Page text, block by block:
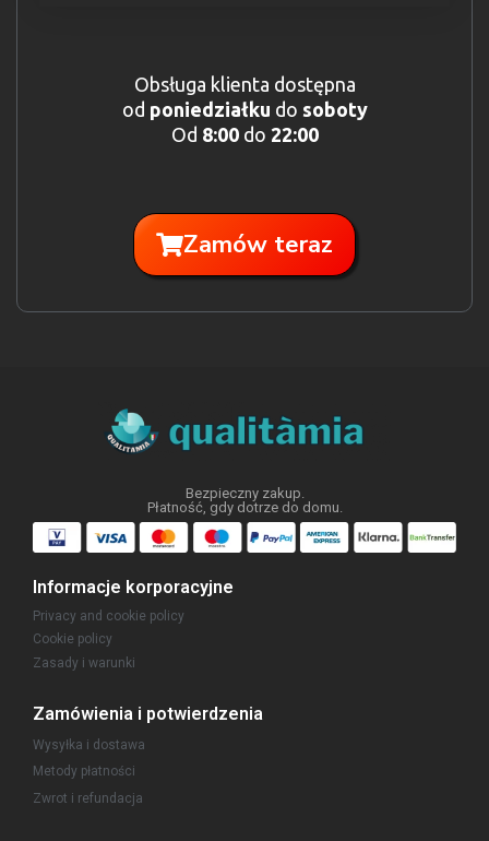
Obsługa klienta dostępna
od poniedziałku do soboty
Od 8:00do 22:00
Zamów teraz
Bezpieczny zakup.
Płatność, gdy dotrze do domu.
Informacje korporacyjne
Privacy and cookie policy
Cookie policy
Zasady i warunki
Zamówienia i potwierdzenia
Wysyłka i dostawa
Metody płatności
Zwrot i refundacja